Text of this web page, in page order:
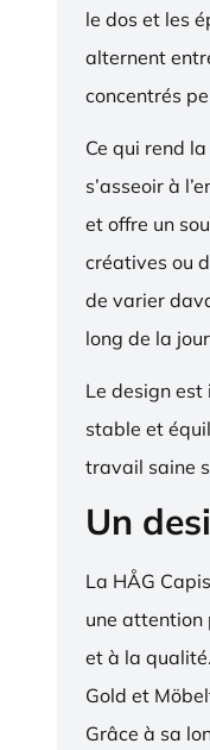
le dos et les
alternent
concentrés
Ce qui rend
s’asseoir à
et offre un
créatives ou
de varier
long de la
Le design est
stable et
travail saine
Un
La HÅG
une attention
et à la
Gold et
Grâce à sa